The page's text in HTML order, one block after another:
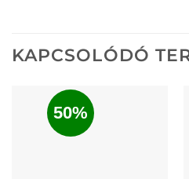
KAPCSOLÓDÓ
50%